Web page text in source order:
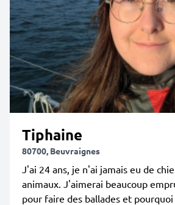
Tiphaine
80700, Beuvraignes
J'ai 24 ans, je n'ai jamais eu de
animaux. J'aimerai beaucoup
pour faire des ballades et